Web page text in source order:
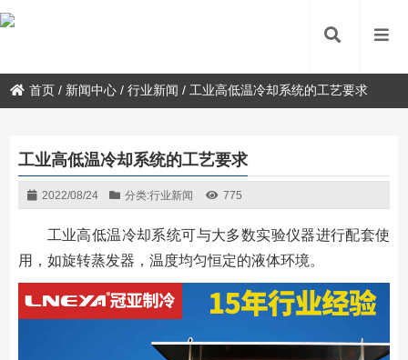
首页 / 新闻中心 /行业新闻 / 工业高低温冷却系统的工艺要求
工业高低温冷却系统的工艺要求
2022/08/24 分类:行业新闻 775
工业高低温冷却系统可与大多数实验仪器进行配套使
用，如旋转蒸发器，温度均匀恒定的液体环境。